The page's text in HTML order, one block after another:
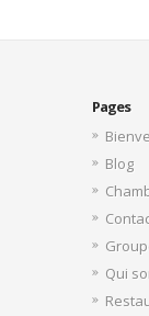
Pages
Blog
Qui